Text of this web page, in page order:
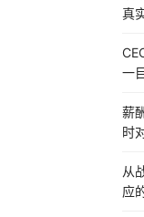
真
一
薪
时
从
应